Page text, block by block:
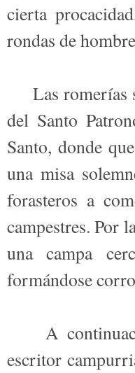
cierta
rondas de
Las romerías
del Santo
Santo, donde
una misa
forasteros a
campestres. Por
una campa
formándose
A
escritor